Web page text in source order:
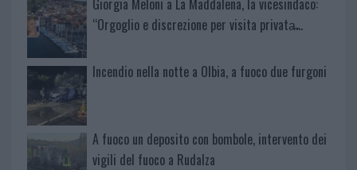
Giorgia Meloni a La Maddalena, la vicesindaco:
“Orgoglio e discrezione per visita privata̶…
Incendio nella notte a Olbia, a fuoco due furgoni
A fuoco un deposito con bombole, intervento dei
vigili del fuoco a Rudalza